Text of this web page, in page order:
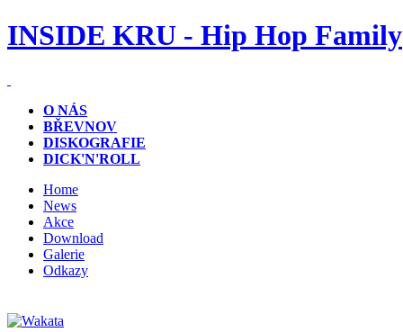
INSIDE KRU - Hip Hop Family
O NÁS
BŘEVNOV
DISKOGRAFIE
DICK'N'ROLL
Home
News
Akce
Download
Galerie
Odkazy